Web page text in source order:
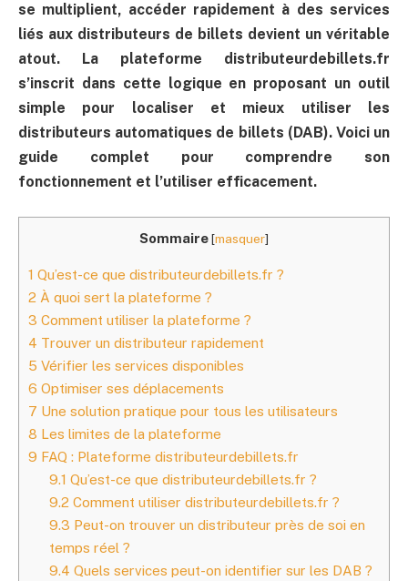
se multiplient, accéder rapidement à des services
liés aux distributeurs de billets devient un véritable
atout. La plateforme distributeurdebillets.fr
s’inscrit dans cette logique en proposant un outil
simple pour localiser et mieux utiliser les
distributeurs automatiques de billets (DAB). Voici un
guide complet pour comprendre son
fonctionnement et l’utiliser efficacement.
Sommaire[masquer]
1 Qu’est-ce que distributeurdebillets.fr ?
2 À quoi sert la plateforme ?
3 Comment utiliser la plateforme ?
4 Trouver un distributeur rapidement
5 Vérifier les services disponibles
6 Optimiser ses déplacements
7 Une solution pratique pour tous les utilisateurs
8 Les limites de la plateforme
9 FAQ : Plateforme distributeurdebillets.fr
9.1 Qu’est-ce que distributeurdebillets.fr ?
9.2 Comment utiliser distributeurdebillets.fr ?
9.3 Peut-on trouver un distributeur près de soi en
temps réel ?
9.4 Quels services peut-on identifier sur les DAB ?